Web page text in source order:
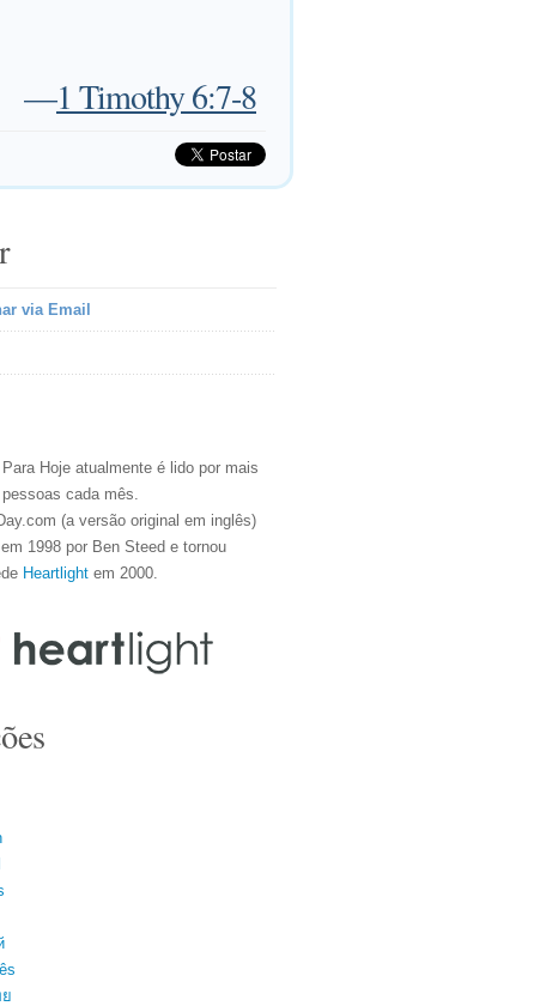
—1 Timothy 6:7-8
via Email
Hoje atualmente é lido por mais
cada mês.
(a versão original em inglês)
1998 por Ben Steed e tornou
Heartlight em 2000.